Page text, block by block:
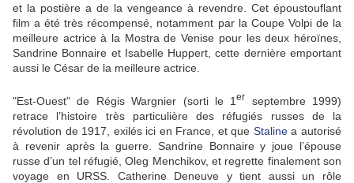
et la postière a de la vengeance à revendre. Cet époustouflant
film a été très récompensé, notamment par la Coupe Volpi de la
meilleure actrice à la Mostra de Venise pour les deux héroïnes,
Sandrine Bonnaire et Isabelle Huppert, cette dernière emportant
aussi le César de la meilleure actrice.
"Est-Ouest" de Régis Wargnier (sorti le 1er
septembre 1999)
retrace l’histoire très particulière des réfugiés russes de la
révolution de 1917, exilés ici en France, et que Stalinea autorisé
à revenir après la guerre. Sandrine Bonnaire y joue l’épouse
russe d’un tel réfugié, Oleg Menchikov, et regrette finalement son
voyage en URSS. Catherine Deneuve y tient aussi un rôle